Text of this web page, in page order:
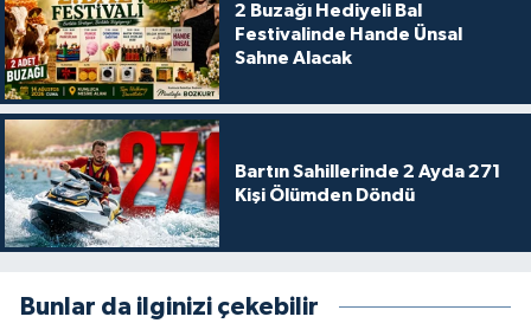
2 Buzağı Hediyeli Bal
Festivalinde Hande Ünsal
Sahne Alacak
Bartın Sahillerinde 2 Ayda 271
Kişi Ölümden Döndü
Bunlar da ilginizi çekebilir